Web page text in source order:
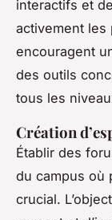
interactifs et
activement les
encouragent
des outils
tous les
Création
Établir des
du campus où
crucial.